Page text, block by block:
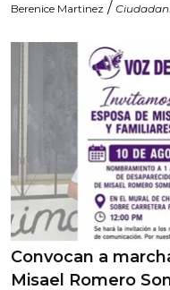
Berenice Martinez /
Convocan a
Misael Romero